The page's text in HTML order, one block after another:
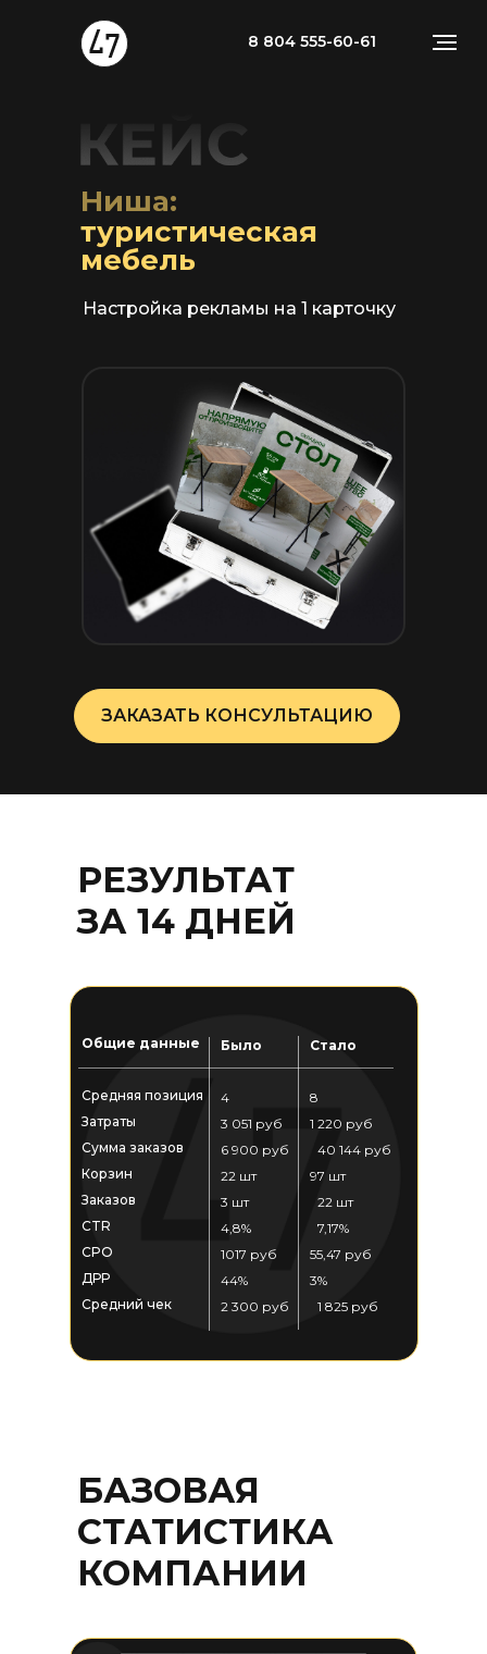
8 804 555-60-61
ЗАКАЗАТЬ КОНСУЛЬТАЦИЮ
туристическая
мебель
Ниша:
Настройка рекламы на 1 карточку
РЕЗУЛЬТАТ
ЗА 14 ДНЕЙ
Стало
8
1 220 руб
40 144 руб
97 шт
22 шт
7,17%
55,47 руб
3%
1 825 руб
Было
4
3 051 руб
6 900 руб
22 шт
3 шт
4,8%
1017 руб
44%
2 300 руб
Общие данные
Средняя позиция
Затраты
Сумма заказов
Корзин
Заказов
CTR
CPO
ДРР
Средний чек
БАЗОВАЯ
СТАТИСТИКА
КОМПАНИИ